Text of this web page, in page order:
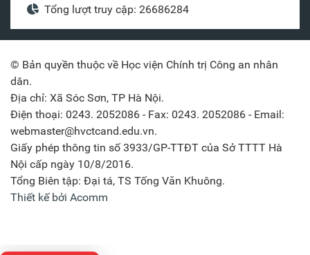
Tổng lượt truy cập: 26686284
© Bản quyền thuộc về Học viện Chính trị Công an nhân
dân.
Địa chỉ: Xã Sóc Sơn, TP Hà Nội.
Điện thoại: 0243. 2052086 - Fax: 0243. 2052086 - Email:
webmaster@hvctcand.edu.vn.
Giấy phép thông tin số 3933/GP-TTĐT của Sở TTTT Hà
Nội cấp ngày 10/8/2016.
Tổng Biên tập: Đại tá, TS Tống Văn Khuông.
Thiết kế bởi Acomm